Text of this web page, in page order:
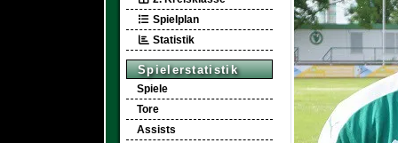
Spielplan
Statistik
Spielerstatistik
Spiele
Tore
Assists